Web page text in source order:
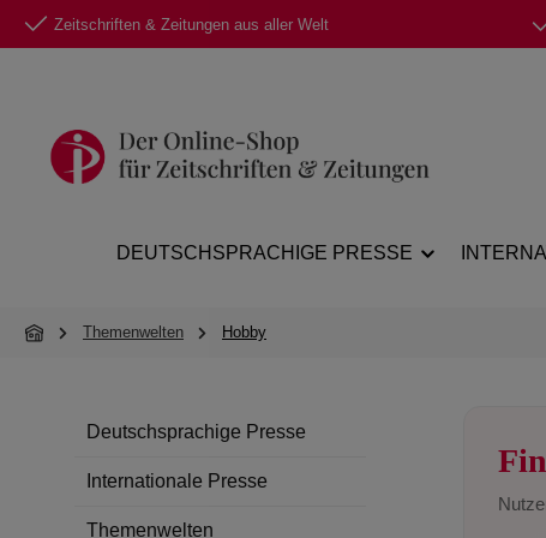
Hauptinhalt springen
Zur Suche springen
Zur Hauptnavigation springen
Zeitschriften & Zeitungen aus aller Welt
DEUTSCHSPRACHIGE PRESSE
Themenwelten Hobby
Deutschsprachige Presse
Internationale Presse
Themenwelten